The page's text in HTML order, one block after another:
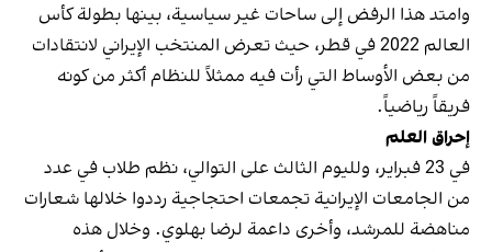
وامتد هذا الرفض إلى ساحات غير سياسية، بينها بطولة كأس
العالم 2022 في قطر، حيث تعرض المنتخب الإيراني لانتقادات
من بعض الأوساط التي رأت فيه ممثلاً للنظام أكثر من كونه
فريقاً رياضياً.
إحراق العلم
في 23 فبراير، ولليوم الثالث على التوالي، نظم طلاب في عدد
من الجامعات الإيرانية تجمعات احتجاجية رددوا خلالها شعارات
مناهضة للمرشد، وأخرى داعمة لرضا بهلوي. وخلال هذه